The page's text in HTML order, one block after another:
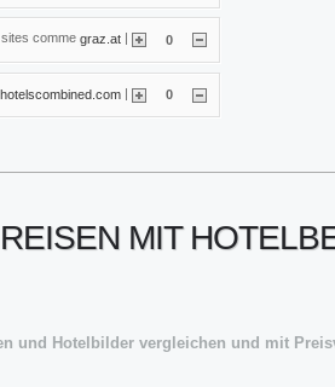
comme graz.at 0
hotelscombined.com | 0
MIT
und Hotelbilder vergleichen und mit